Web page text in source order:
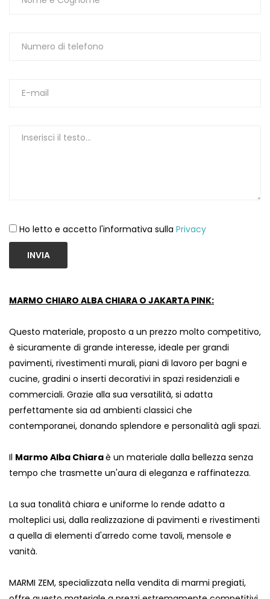
Ho letto e accetto l'informativa sulla Privacy
INVIA
MARMO CHIARO ALBA CHIARA O JAKARTA PINK:
Questo materiale, proposto a un prezzo molto competitivo,
è sicuramente di grande interesse, ideale per grandi
pavimenti, rivestimenti murali, piani di lavoro per bagni e
cucine, gradini o inserti decorativi in ​​spazi residenziali e
commerciali. Grazie alla sua versatilità, si adatta
perfettamente sia ad ambienti classici che
contemporanei, donando splendore e personalità agli spazi.
Il Marmo Alba Chiaraè un materiale dalla bellezza senza
tempo che trasmette un'aura di eleganza e raffinatezza.
La sua tonalità chiara e uniforme lo rende adatto a
molteplici usi, dalla realizzazione di pavimenti e rivestimenti
a quella di elementi d'arredo come tavoli, mensole e
vanità.
MARMI ZEM, specializzata nella vendita di marmi pregiati,